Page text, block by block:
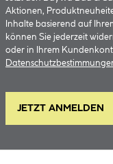
Aktionen,
Inhalte basierend auf
können Sie jederzeit
oder in Ihrem
JETZT ANMELDEN